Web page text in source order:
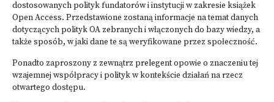
dostosowanych polityk fundatorów i instytucji w zakresie książek
Open Access. Przedstawione zostaną informacje na temat danych
dotyczących polityk OA zebranych i włączonych do bazy wiedzy, a
także sposób, w jaki dane te są weryfikowane przez społeczność.
Ponadto zaproszony z zewnątrz prelegent opowie o znaczeniu tej
wzajemnej współpracy i polityk w kontekście działań na rzecz
otwartego dostępu.